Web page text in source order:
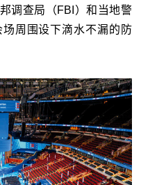
调查局（FBI）和当地警
周围设下滴水不漏的防